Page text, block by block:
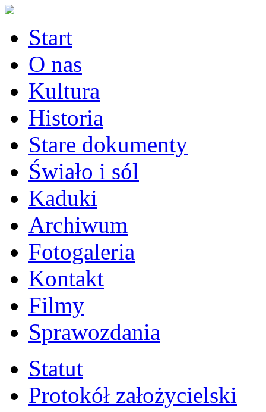
Start
O nas
Kultura
Historia
Stare dokumenty
Świało i sól
Kaduki
Archiwum
Fotogaleria
Kontakt
Filmy
Sprawozdania
Statut
Protokół założycielski